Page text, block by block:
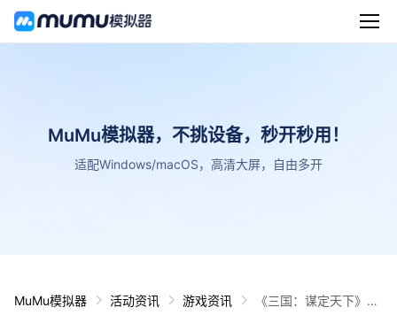
MuMu模拟器，不挑设备，秒开秒用！
适配Windows/macOS，高清大屏，自由多开
MuMu模拟器 活动资讯 游戏资讯
《三国：谋定天下》7